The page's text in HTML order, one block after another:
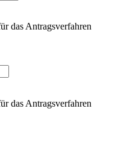
das Antragsverfahren
das Antragsverfahren